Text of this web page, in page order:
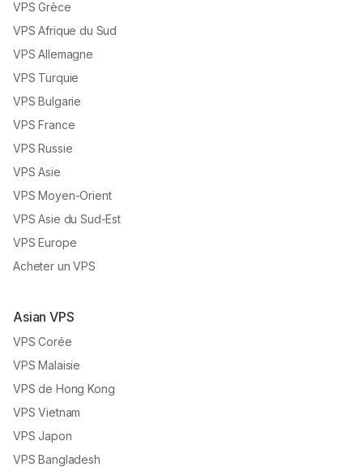
VPS Grèce
VPS Afrique du Sud
VPS Allemagne
VPS Turquie
VPS Bulgarie
VPS France
VPS Russie
VPS Asie
VPS Moyen-Orient
VPS Asie du Sud-Est
VPS Europe
Acheter un VPS
Asian VPS
VPS Corée
VPS Malaisie
VPS de Hong Kong
VPS Vietnam
VPS Japon
VPS Bangladesh